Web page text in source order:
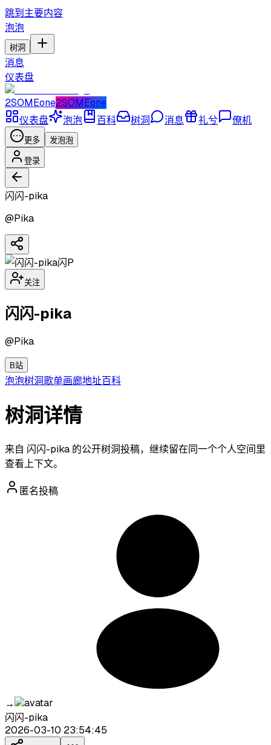
跳到主要内容
泡泡
树洞
消息
仪表盘
2SOMEone2SOMEone
仪表盘
泡泡 百科 树洞 消息 礼兮 僚机
更多 发泡泡
登录
闪闪-pika
@Pika
闪P
关注
闪闪-pika
@Pika
B站
泡泡树洞歌单画廊地址百科
树洞详情
来自 闪闪-pika 的公开树洞投稿，继续留在同一个个人空间里
查看上下文。
匿名投稿
→
闪闪-pika
2026-03-10 23:54:45